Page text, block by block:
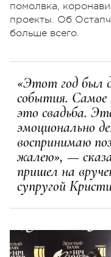
помолвка,
проекты. Об
больше всего.
«Этот год был
события. Самое
это свадьба.
эмоционально
воспринимаю
жалею», —
пришел на
супругой